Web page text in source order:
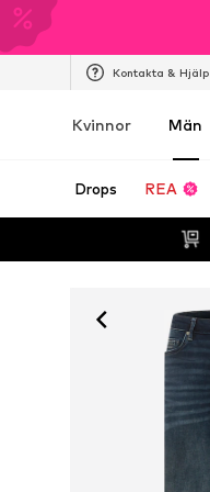
Kontakta & Hjälp
Kvinnor Män
Drops REA